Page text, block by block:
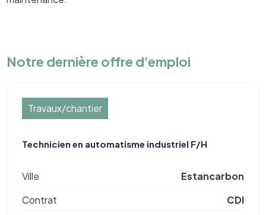
Notre dernière offre d'emploi
Travaux/chantier
Technicien en automatisme industriel F/H
Ville
Estancarbon
Contrat
CDI